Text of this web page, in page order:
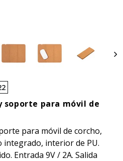
para móvil de
para móvil de corcho,
integrado, interior de PU.
Entrada 9V / 2A. Salida